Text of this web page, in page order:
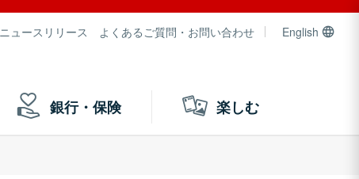
ニュースリリース よくあるご質問・お問い合わせ English
銀行・保険 楽しむ